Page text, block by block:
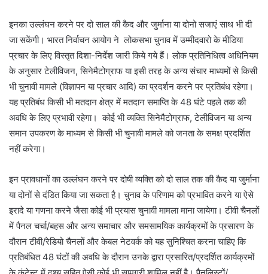
इनका उल्लंघन करने पर दो साल की कैद और जुर्माना या दोनो सजाएं साथ भी दी
जा सकेंगी। भारत निर्वाचन आयोग ने लोकसभा चुनाव में उम्मीदवारो के मीडिया
प्रचार के लिए विस्तृत दिशा-निर्देश जारी किये गये हैं। लोक प्रतिनिधित्व अधिनियम
के अनुसार टेलीविजन, सिनेमैटोग्राफ या इसी तरह के अन्य संचार माध्यमों से किसी
भी चुनावी मामले (विज्ञापन या प्रचार आदि) का प्रदर्शन करने पर प्रतिबंध रहेगा।
यह प्रतिबंध किसी भी मतदान क्षेत्र में मतदान समाप्ति के 48 घंटे पहले तक की
अवधि के लिए प्रभावी रहेगा। कोई भी व्यक्ति सिनेमैटोग्राफ, टेलीविजन या अन्य
समान उपकरण के माध्यम से किसी भी चुनावी मामले को जनता के समक्ष प्रदर्शित
नहीं करेगा।
इन प्रावधानों का उल्लंघन करने पर दोषी व्यक्ति को दो साल तक की कैद या जुर्माना
या दोनों से दंडित किया जा सकता है। चुनाव के परिणाम को प्रभावित करने या ऐसे
इरादे या गणना करने जैसा कोई भी प्रयास चुनावी मामला माना जायेगा। टीवी चैनलों
में पैनल चर्चा/बहस और अन्य समाचार और समसामयिक कार्यक्रमों के प्रसारण के
दौरान टीवी/रेडियो चैनलों और केबल नेटवर्क को यह सुनिश्चित करना चाहिए कि
प्रतिबंधित 48 घंटों की अवधि के दौरान उनके द्वारा प्रसारित/प्रदर्शित कार्यक्रमों